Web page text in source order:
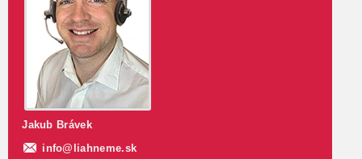
Jakub Brávek
info@ liahneme.sk